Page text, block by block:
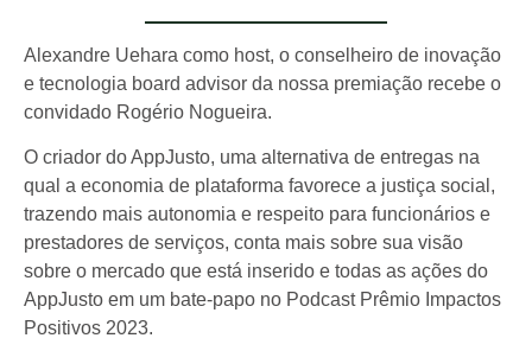
Alexandre Uehara como host, o conselheiro de inovação
e tecnologia board advisor da nossa premiação recebe o
convidado Rogério Nogueira.
O criador do AppJusto, uma alternativa de entregas na
qual a economia de plataforma favorece a justiça social,
trazendo mais autonomia e respeito para funcionários e
prestadores de serviços, conta mais sobre sua visão
sobre o mercado que está inserido e todas as ações do
AppJusto em um bate-papo no Podcast Prêmio Impactos
Positivos 2023.